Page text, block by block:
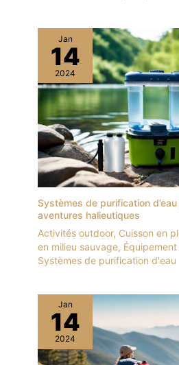
Jan
14
2024
Systèmes de purification
aventures halieutiques
Activités outdoor, Cuisson en
en milieu sauvage,
Systèmes de purification d'eau
Jan
14
2024